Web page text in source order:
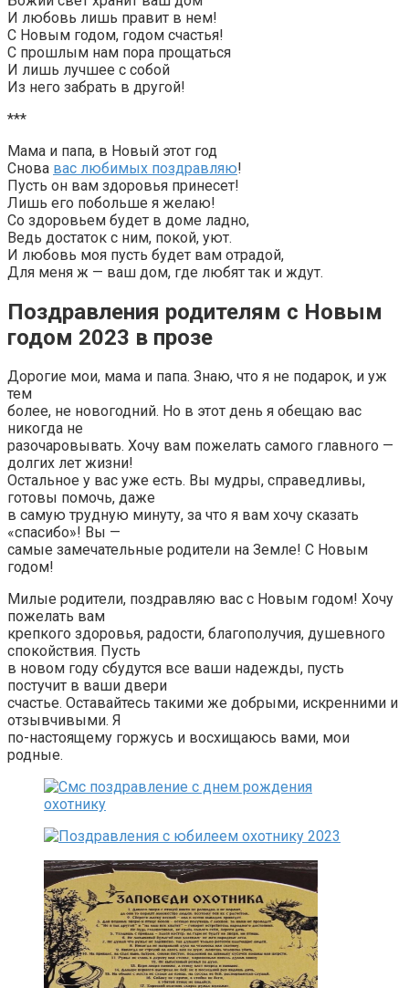
И любовь лишь правит в нем!
С Новым годом, годом счастья!
С прошлым нам пора прощаться
И лишь лучшее с собой
Из него забрать в другой!
***
Мама и папа, в Новый этот год
Снова вас любимых поздравляю!
Пусть он вам здоровья принесет!
Лишь его побольше я желаю!
Со здоровьем будет в доме ладно,
Ведь достаток с ним, покой, уют.
И любовь моя пусть будет вам отрадой,
Для меня ж — ваш дом, где любят так и ждут.
Поздравления родителям с Новым
годом 2023 в прозе
Дорогие мои, мама и папа. Знаю, что я не подарок, и уж
тем
более, не новогодний. Но в этот день я обещаю вас
никогда не
разочаровывать. Хочу вам пожелать самого главного —
долгих лет жизни!
Остальное у вас уже есть. Вы мудры, справедливы,
готовы помочь, даже
в самую трудную минуту, за что я вам хочу сказать
«спасибо»! Вы —
самые замечательные родители на Земле! С Новым
годом!
Милые родители, поздравляю вас с Новым годом! Хочу
пожелать вам
крепкого здоровья, радости, благополучия, душевного
спокойствия. Пусть
в новом году сбудутся все ваши надежды, пусть
постучит в ваши двери
счастье. Оставайтесь такими же добрыми, искренними и
отзывчивыми. Я
по-настоящему горжусь и восхищаюсь вами, мои
родные.